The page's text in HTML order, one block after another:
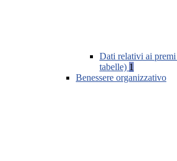
Dati relativi ai
tabelle) 1
Benessere organizzativo